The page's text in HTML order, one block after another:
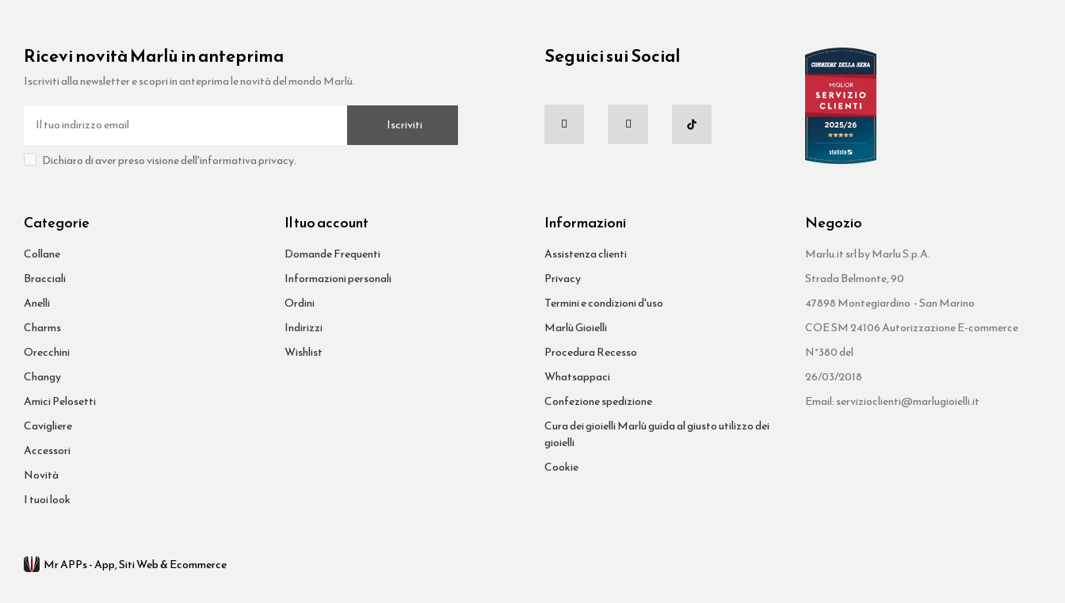
Ricevi novità Marlù in anteprima
Iscriviti alla newsletter e scopri in anteprima le novità del mondo Marlù.
Iscriviti
Dichiaro di aver preso visione dell'informativa privacy.
Seguici sui Social
Categorie
Collane
Bracciali
Anelli
Charms
Orecchini
Changy
Amici Pelosetti
Cavigliere
Accessori
Novità
I tuoi look
Il tuo account
Domande Frequenti
Informazioni personali
Ordini
Indirizzi
Wishlist
Informazioni
Assistenza clienti
Privacy
Termini e condizioni d'uso
Marlù Gioielli
Procedura Recesso
Whatsappaci
Confezione spedizione
Cura dei gioielli Marlù guida al giusto utilizzo dei
gioielli
Cookie
Negozio
Marlu.it srl by Marlu S.p.A.
Strada Belmonte, 90
47898 Montegiardino - San Marino
COE SM 24106 Autorizzazione E-commerce
N°380 del
26/03/2018
Email: servizioclienti@marlugioielli.it
Mr APPs - App, Siti Web & Ecommerce